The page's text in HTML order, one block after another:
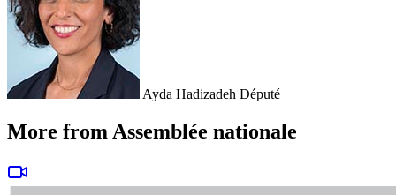
Ayda Hadizadeh Député
More from Assemblée nationale